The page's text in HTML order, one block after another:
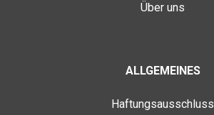
Über uns
ALLGEMEINES
Haftungsausschluss